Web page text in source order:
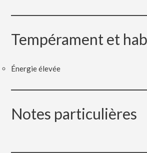
Tempérament et
Énergie élevée
Notes particulières